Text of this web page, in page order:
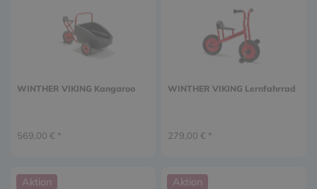
WINTHER VIKING Kangaroo
569,00 € *
WINTHER VIKING Lernfahrrad
279,00 € *
Aktion Aktion